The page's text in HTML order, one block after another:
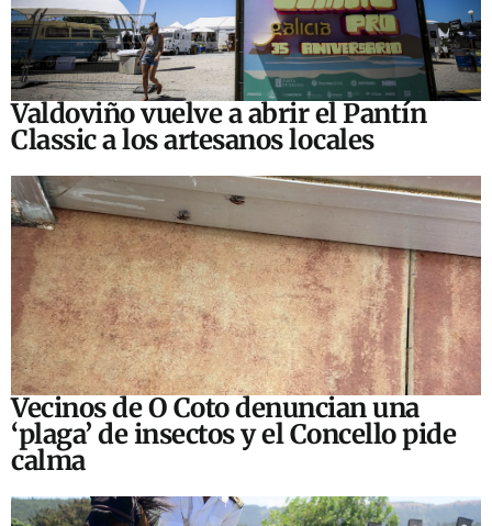
Valdoviño vuelve a abrir el Pantín
Classic a los artesanos locales
Vecinos de O Coto denuncian una
‘plaga’ de insectos y el Concello pide
calma